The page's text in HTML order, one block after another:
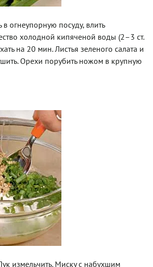
огнеупорную посуду, влить
холодной кипяченой воды (2–3 ст.
на 20 мин. Листья зеленого салата и
Орехи порубить ножом в крупную
измельчить. Миску с набухшим